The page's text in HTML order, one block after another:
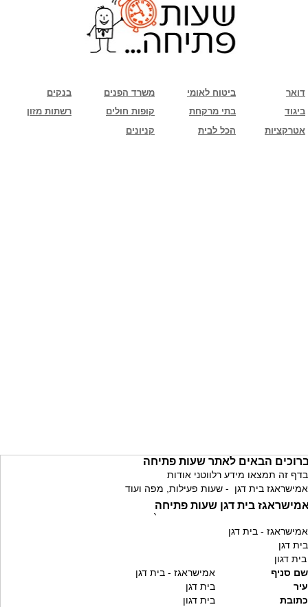
בנקים משרד הפנים ביטוח לאומי
דואר
רשתות מזון
קופות חולים בתי מרקחת
ביגוד
קניונים
הכל לבית אטרקציות
הבאים לאתר שעות פתיחה
בדף זה תמצאו מידע רלווטני אודות
אמישראגז בית דגן - שעות פעילות, מפה ועוד
בית דגן שעות פתיחה
`
אמישראגז - בית דגן
בית דגן
בית דגון
שם סניף
אמישראגז - בית דגן
עיר
בית דגן
כתובת
בית דגון